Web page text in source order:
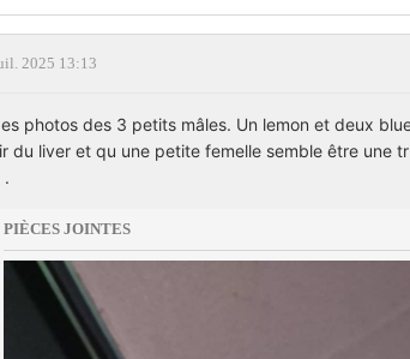
2025 13:13
photos des 3 petits mâles. Un lemon et deux
du liver et qu une petite femelle semble être une
.
PIÈCES JOINTES